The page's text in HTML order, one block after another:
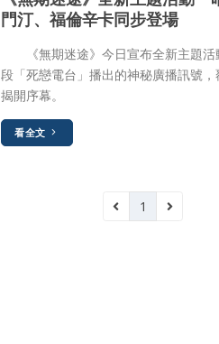
門汀、福倫辛卡同步登場
《無期迷途》今日宣布全新主題活
段「死戀電台」播出的神秘廣播訊號
揭開序幕。
看全文
1